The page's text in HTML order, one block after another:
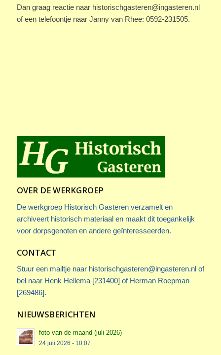
Dan graag reactie naar historischgasteren@ingasteren.nl
of een telefoontje naar Janny van Rhee: 0592-231505.
OVER DE WERKGROEP
De werkgroep Historisch Gasteren verzamelt en
archiveert historisch materiaal en maakt dit toegankelijk
voor dorpsgenoten en andere geïnteresseerden.
CONTACT
Stuur een mailtje naar historischgasteren@ingasteren.nlof
bel naar Henk Hellema [231400] of Herman Roepman
[269486].
NIEUWSBERICHTEN
foto van de maand (juli 2026)
24 juli 2026 - 10:07